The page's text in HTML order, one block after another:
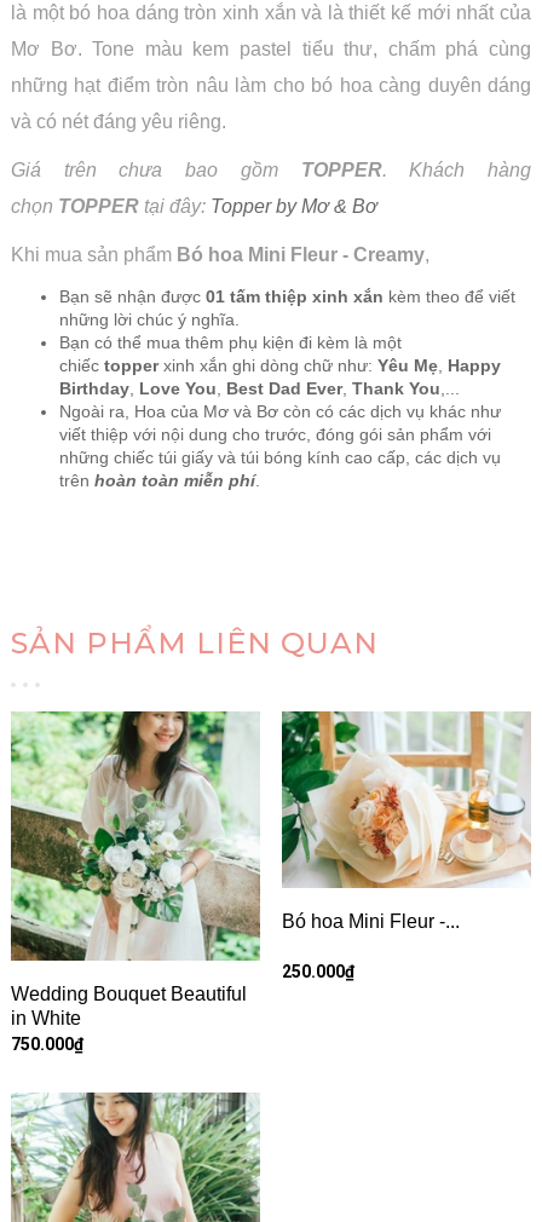
là một bó hoa dáng tròn xinh xắn và là thiết kế mới nhất của
Mơ Bơ. Tone màu kem pastel tiểu thư, chấm phá cùng
những hạt điểm tròn nâu làm cho bó hoa càng duyên dáng
và có nét đáng yêu riêng.
Giá trên chưa bao gồmTOPPER. Khách hàng
chọn TOPPER tại đây: Topper by Mơ & Bơ
Khi mua sản phẩm Bó hoa Mini Fleur - Creamy,
Bạn sẽ nhận được 01 tấm thiệp xinh xắn kèm theo để viết
những lời chúc ý nghĩa.
Bạn có thể mua thêm phụ kiện đi kèm là một
chiếc topperxinh xắn ghi dòng chữ như: Yêu Mẹ Happy
Birthday Love You Best Dad Ever, Thank You
Ngoài ra, Hoa của Mơ và Bơ còn có các dịch vụ khác như
viết thiệp với nội dung cho trước, đóng gói sản phẩm với
những chiếc túi giấy và túi bóng kính cao cấp, các dịch vụ
trên hoàn toàn miễn phí.
SẢN PHẨM LIÊN QUAN
Wedding Bouquet Beautiful
in White
750.000₫
Bó hoa Mini Fleur -...
250.000₫